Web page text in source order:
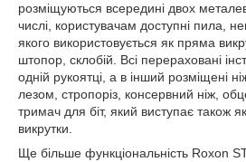
розміщуються всередині двох
числі, користувачам доступні пила,
якого використовується як пряма
штопор, склобій. Всі перераховані
одній рукоятці, а в інший розміщені
лезом, стропоріз, консервний ніж,
тримач для біт, який виступає також
викрутки.
Ще більше функціональність Roxon